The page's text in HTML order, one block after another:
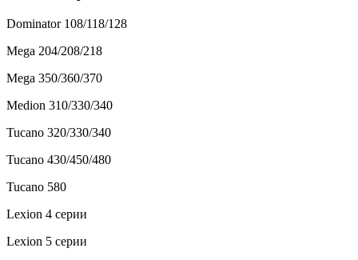
Dominator 108/118/128
Mega 204/208/218
Mega 350/360/370
Medion 310/330/340
Tucano 320/330/340
Tucano 430/450/480
Tucano 580
Lexion 4 серии
Lexion 5 серии